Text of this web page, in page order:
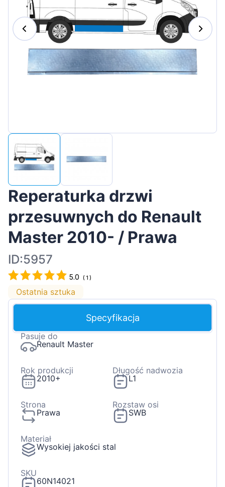
Magyar
Lietuvių
Hrvatski
Português
Slovenian
Reperaturka drzwi
przesuwnych do Renault
Master 2010- / Prawa
ID:5957
5.0 (1 )
Ostatnia sztuka
Specyfikacja
Pasuje do
Renault Master
Rok produkcji
2010+
Długość nadwozia
L1
Strona
Prawa
Rozstaw osi
SWB
Materiał
Wysokiej jakości stal
SKU
60N14021